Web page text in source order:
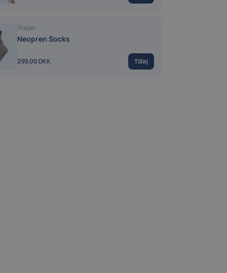
Traper
Neopren Socks
299,00 DKK Tilføj